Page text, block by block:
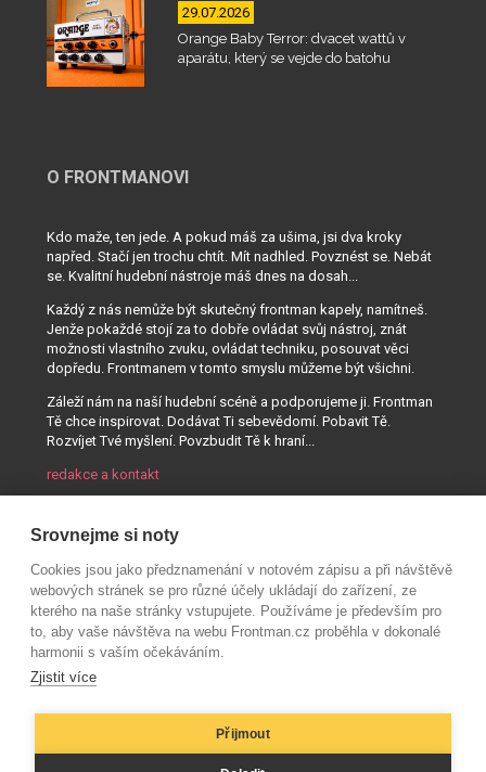
29.07.2026
Orange Baby Terror: dvacet wattů v
aparátu, který se vejde do batohu
O FRONTMANOVI
Kdo maže, ten jede. A pokud máš za ušima, jsi dva kroky
napřed. Stačí jen trochu chtít. Mít nadhled. Povznést se. Nebát
se. Kvalitní hudební nástroje máš dnes na dosah...
Každý z nás nemůže být skutečný frontman kapely, namítneš.
Jenže pokaždé stojí za to dobře ovládat svůj nástroj, znát
možnosti vlastního zvuku, ovládat techniku, posouvat věci
dopředu. Frontmanem v tomto smyslu můžeme být všichni.
Záleží nám na naší hudební scéně a podporujeme ji. Frontman
Tě chce inspirovat. Dodávat Ti sebevědomí. Pobavit Tě.
Rozvíjet Tvé myšlení. Povzbudit Tě k hraní...
redakce a kontakt
Srovnejme si noty
Cookies jsou jako předznamenání v notovém zápisu a při návštěvě
webových stránek se pro různé účely ukládají do zařízení, ze
kterého na naše stránky vstupujete. Používáme je především pro
to, aby vaše návštěva na webu Frontman.cz proběhla v dokonalé
harmonii s vaším očekáváním.
Zjistit více
Přijmout